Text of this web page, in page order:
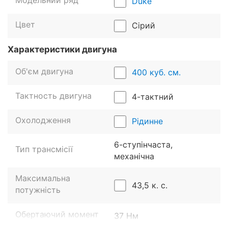
привертає увагу. Гострі лінії, компактні розміри та
образ справжнього стрітфайтера. Мотоцикл
не лише забезпечує відмінну видимість у будь-який
вигляд.
Цвет Сірий
Характеристики двигуна
Об'єм двигуна 400 куб. см.
Тактность двигуна 4-тактний
Охолодження Рідинне
Тип трансмісії
6-ступінчаста,
механічна
Максимальна
потужність
43,5 к. с.
Обертаючий момент
37 Нм